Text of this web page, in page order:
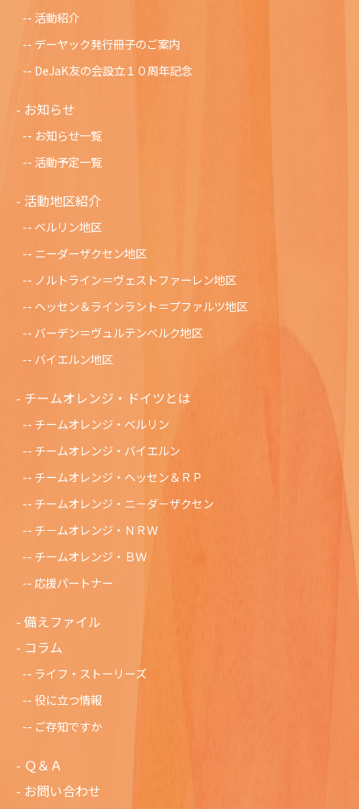
活動紹介
デーヤック発行冊子のご案内
DeJaK友の会設立１０周年記念
お知らせ
お知らせ一覧
活動予定一覧
活動地区紹介
ベルリン地区
ニーダーザクセン地区
ノルトライン＝ヴェストファーレン地区
ヘッセン＆ラインラント＝プファルツ地区
バーデン＝ヴュルテンベルク地区
バイエルン地区
チームオレンジ・ドイツとは
チームオレンジ・ベルリン
チームオレンジ・バイエルン
チームオレンジ・ヘッセン＆ＲＰ
チームオレンジ・ニ－ダ－ザクセン
チ－ムオレンジ・ＮＲＷ
チームオレンジ・ＢＷ
応援パートナー
備えファイル
コラム
ライフ・ストーリーズ
役に立つ情報
ご存知ですか
Ｑ＆Ａ
お問い合わせ